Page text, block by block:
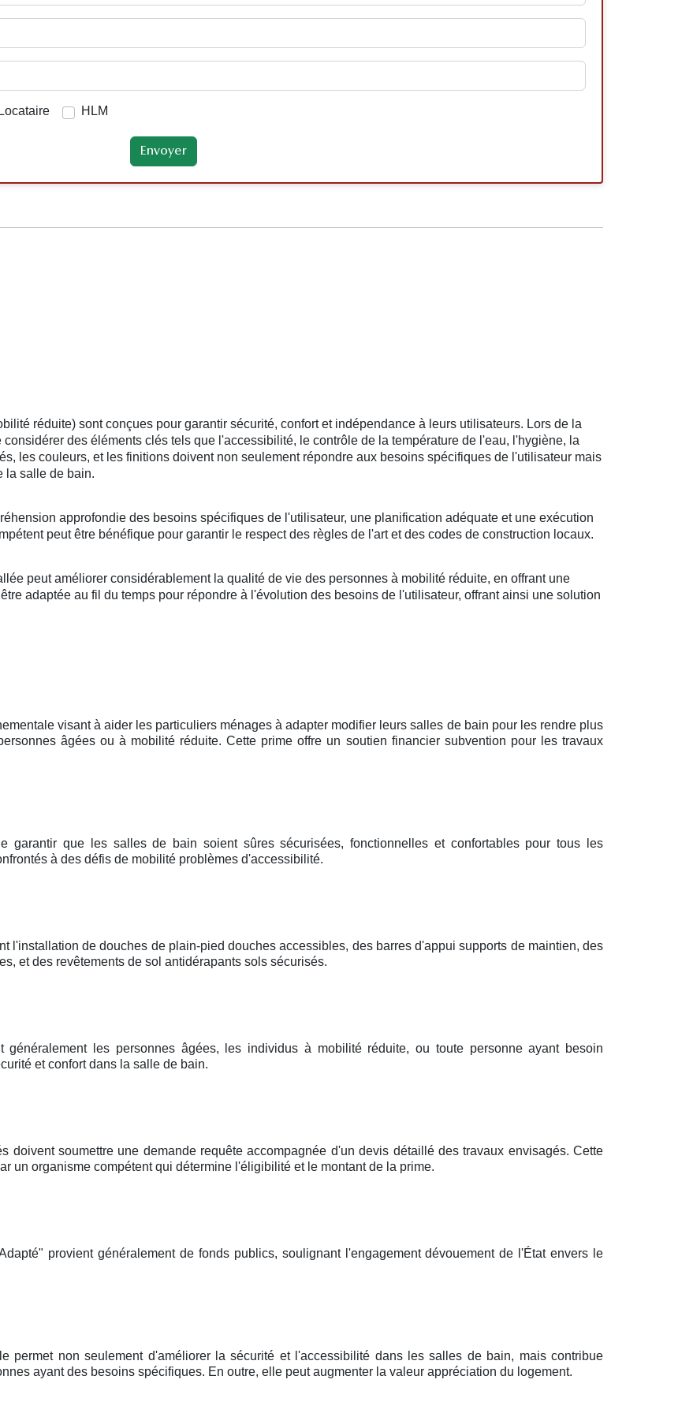
Locataire HLM
réduite) sont conçues pour garantir sécurité, confort et indépendance à leurs utilisateurs. Lors de la
des éléments clés tels que l'accessibilité, le contrôle de la température de l'eau, l'hygiène, la
les couleurs, et les finitions doivent non seulement répondre aux besoins spécifiques de l'utilisateur mais
la salle de bain.
approfondie des besoins spécifiques de l'utilisateur, une planification adéquate et une exécution
peut être bénéfique pour garantir le respect des règles de l'art et des codes de construction locaux.
peut améliorer considérablement la qualité de vie des personnes à mobilité réduite, en offrant une
adaptée au fil du temps pour répondre à l'évolution des besoins de l'utilisateur, offrant ainsi une solution
visant à aider les particuliers ménages à adapter modifier leurs salles de bain pour les rendre plus
âgées ou à mobilité réduite. Cette prime offre un soutien financier subvention pour les travaux
garantir que les salles de bain soient sûres sécurisées, fonctionnelles et confortables pour tous les
à des défis de mobilité problèmes d'accessibilité.
l'installation de douches de plain-pied douches accessibles, des barres d'appui supports de maintien, des
et des revêtements de sol antidérapants sols sécurisés.
généralement les personnes âgées, les individus à mobilité réduite, ou toute personne ayant besoin
et confort dans la salle de bain.
doivent soumettre une demande requête accompagnée d'un devis détaillé des travaux envisagés. Cette
un organisme compétent qui détermine l'éligibilité et le montant de la prime.
provient généralement de fonds publics, soulignant l'engagement dévouement de l'État envers le
permet non seulement d'améliorer la sécurité et l'accessibilité dans les salles de bain, mais contribue
ayant des besoins spécifiques. En outre, elle peut augmenter la valeur appréciation du logement.